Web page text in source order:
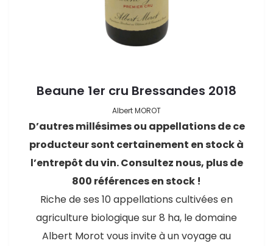
Beaune 1er cru Bressandes 2018
Albert MOROT
D’autres millésimes ou appellations de ce
producteur sont certainement en stock à
l’entrepôt du vin. Consultez nous, plus de
800 références en stock !
Riche de ses 10 appellations cultivées en
agriculture biologique sur 8 ha, le domaine
Albert Morot vous invite à un voyage au